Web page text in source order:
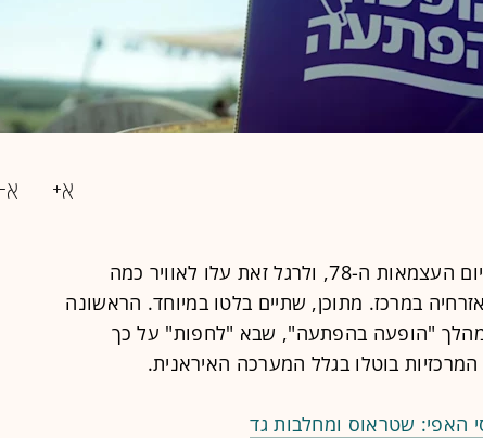
בשבוע שעבר ציינה ישראל את יום העצמאות ה-78, ולרגל זאת עלו לאוויר כמה
במרכז. מתוכן, שתיים בלטו במיוחד. הראשונה
מהלך "הופעה בהפתעה", שבא "לחפות" על כך
בוטלו בגלל המערכה האיראנית.
האפי: שטראוס ומחלבות גד